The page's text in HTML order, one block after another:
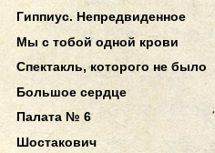
Гиппиус. Непредвиденное
Мы с тобой одной крови
Спектакль, которого не было
Большое сердце
Палата № 6
Шостакович